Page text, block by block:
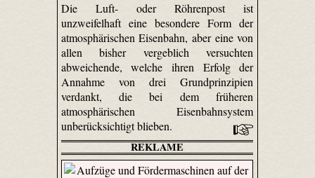
Die Luft- oder Röhrenpost ist
unzweifelhaft eine besondere Form der
atmosphärischen Eisenbahn, aber eine von
allen bisher vergeblich versuchten
abweichende, welche ihren Erfolg der
Annahme von drei Grundprinzipien
verdankt, die bei dem früheren
atmosphärischen Eisenbahnsystem
unberücksichtigt blieben.
REKLAME